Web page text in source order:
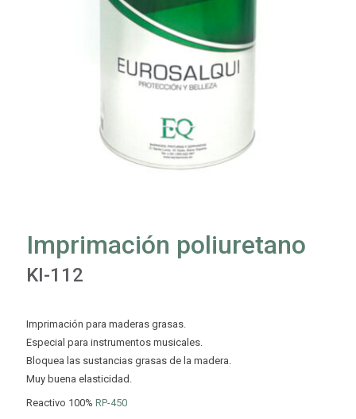
Imprimación poliuretano
KI-112
Imprimación para maderas grasas.
Especial para instrumentos musicales.
Bloquea las sustancias grasas de la madera.
Muy buena elasticidad.
Reactivo 100% RP-450